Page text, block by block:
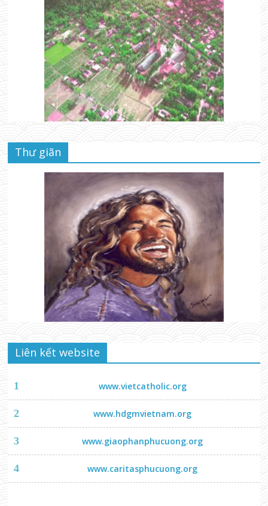
Thư giãn
Liên kết website
1 www.vietcatholic.org
2 www.hdgmvietnam.org
3 www.giaophanphucuong.org
4 www.caritasphucuong.org